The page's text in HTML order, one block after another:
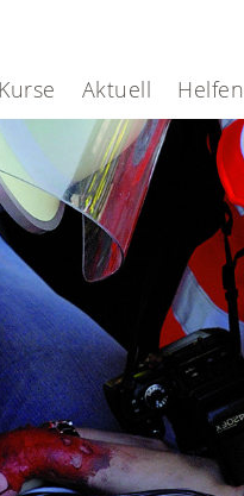
Kurse Aktuell Helfen